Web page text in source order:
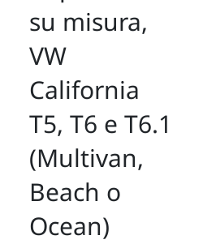
su misura,
VW
California
T5, T6 e T6.1
(Multivan,
Beach o
Ocean)